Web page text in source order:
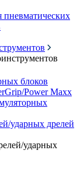
блоков
Power Maxx
ударных дрелей
ударных